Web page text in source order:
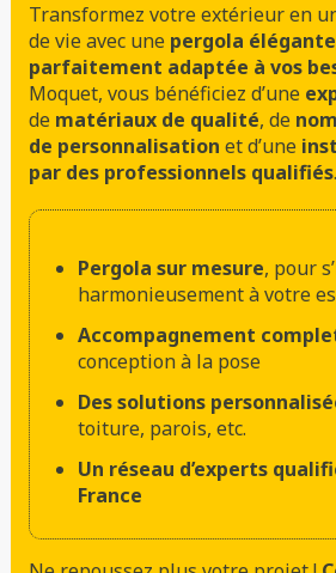
Transformez votre extérieur en
de vie avec une pergola
parfaitement adaptée à vos
Moquet, vous bénéficiez d’une
de matériaux de qualité, de
de personnalisation et d’une
par des professionnels qualifiés.
Pergola sur mesure, pour
harmonieusement à votre
Accompagnement
conception à la pose
Des solutions
toiture, parois, etc.
Un réseau d’experts
France